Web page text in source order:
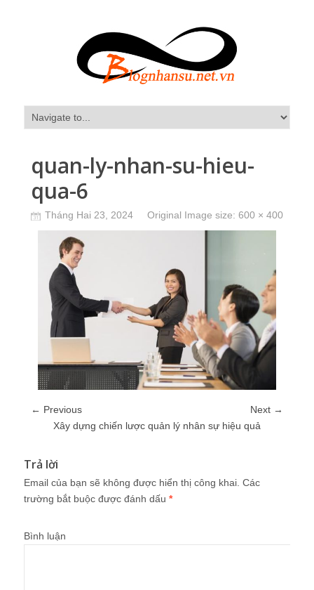
quan-ly-nhan-su-hieu-
qua-6
Tháng Hai 23, 2024 Original Image size: 600 × 400
← Previous
Next →
Xây dựng chiến lược quản lý nhân sự hiệu quả
Trả lời
Email của bạn sẽ không được hiển thị công khai. Các
trường bắt buộc được đánh dấu *
Bình luận